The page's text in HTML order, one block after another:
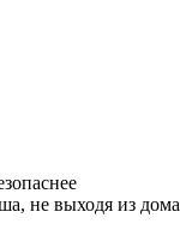
не выходя из дома